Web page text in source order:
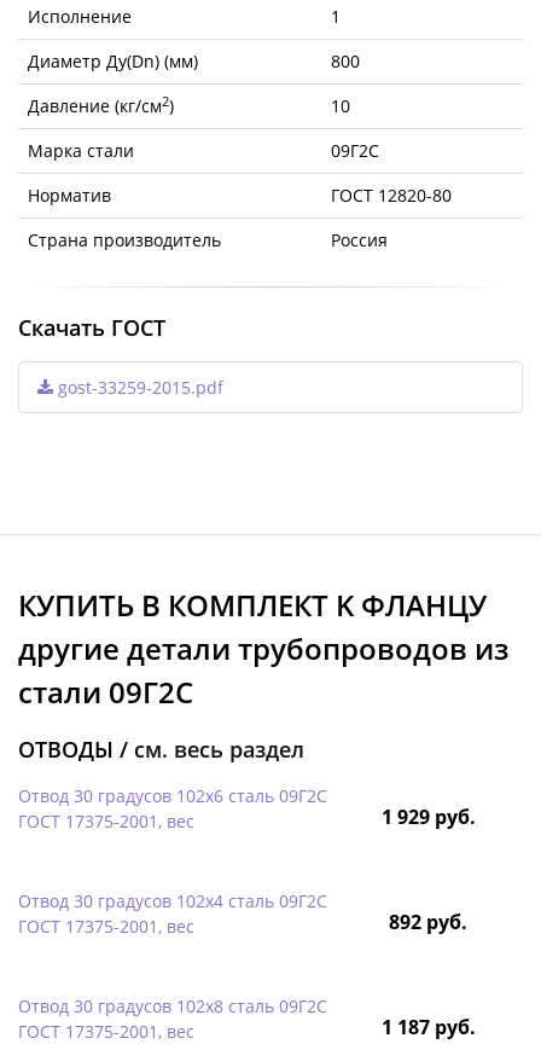
Исполнение
1
Диаметр Ду(Dn) (мм)
800
Давление (кг/см2)
10
Марка стали
09Г2С
Норматив
ГОСТ 12820-80
Страна производитель
Россия
Скачать ГОСТ
gost-33259-2015.pdf
КУПИТЬ В КОМПЛЕКТ K ФЛАНЦУ
другие детали трубопроводов из
стали 09Г2С
ОТВОДЫ / см. весь раздел
Отвод 30 градусов 102х6 сталь 09Г2С
ГОСТ 17375-2001, вес
1 929 руб.
Отвод 30 градусов 102х4 сталь 09Г2С
ГОСТ 17375-2001, вес
892 руб.
Отвод 30 градусов 102х8 сталь 09Г2С
ГОСТ 17375-2001, вес
1 187 руб.